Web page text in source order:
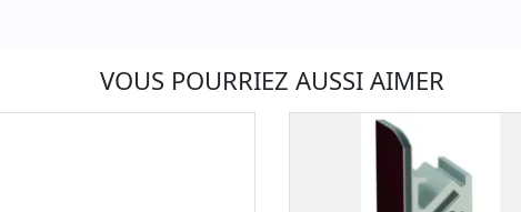
VOUS POURRIEZ AUSSI AIMER